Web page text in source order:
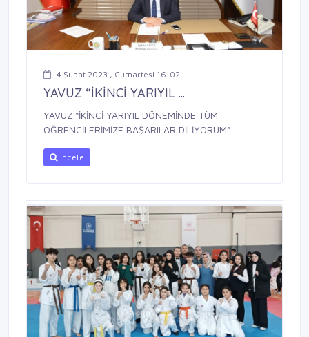
4 Şubat 2023 , Cumartesi 16:02
YAVUZ “İKİNCİ YARIYIL ...
YAVUZ “İKİNCİ YARIYIL DÖNEMİNDE TÜM
ÖĞRENCİLERİMİZE BAŞARILAR DİLİYORUM”
İncele